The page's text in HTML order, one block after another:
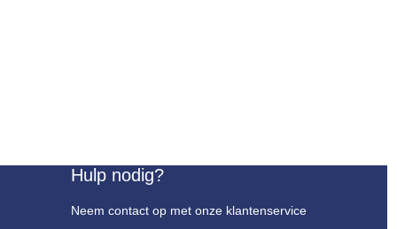
Hulp nodig?
Neem contact op met onze klantenservice